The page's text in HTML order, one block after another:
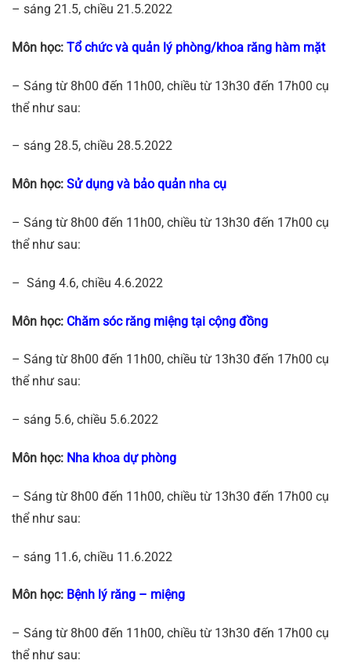
– sáng 21.5, chiều 21.5.2022
Môn học: Tổ chức và quản lý phòng/khoa răng hàm mặt
– Sáng từ 8h00 đến 11h00, chiều từ 13h30 đến 17h00 cụ
thể như sau:
– sáng 28.5, chiều 28.5.2022
Môn học: Sử dụng và bảo quản nha cụ
– Sáng từ 8h00 đến 11h00, chiều từ 13h30 đến 17h00 cụ
thể như sau:
– Sáng 4.6, chiều 4.6.2022
Môn học: Chăm sóc răng miệng tại cộng đồng
– Sáng từ 8h00 đến 11h00, chiều từ 13h30 đến 17h00 cụ
thể như sau:
– sáng 5.6, chiều 5.6.2022
Môn học: Nha khoa dự phòng
– Sáng từ 8h00 đến 11h00, chiều từ 13h30 đến 17h00 cụ
thể như sau:
– sáng 11.6, chiều 11.6.2022
Môn học: Bệnh lý răng – miệng
– Sáng từ 8h00 đến 11h00, chiều từ 13h30 đến 17h00 cụ
thể như sau: